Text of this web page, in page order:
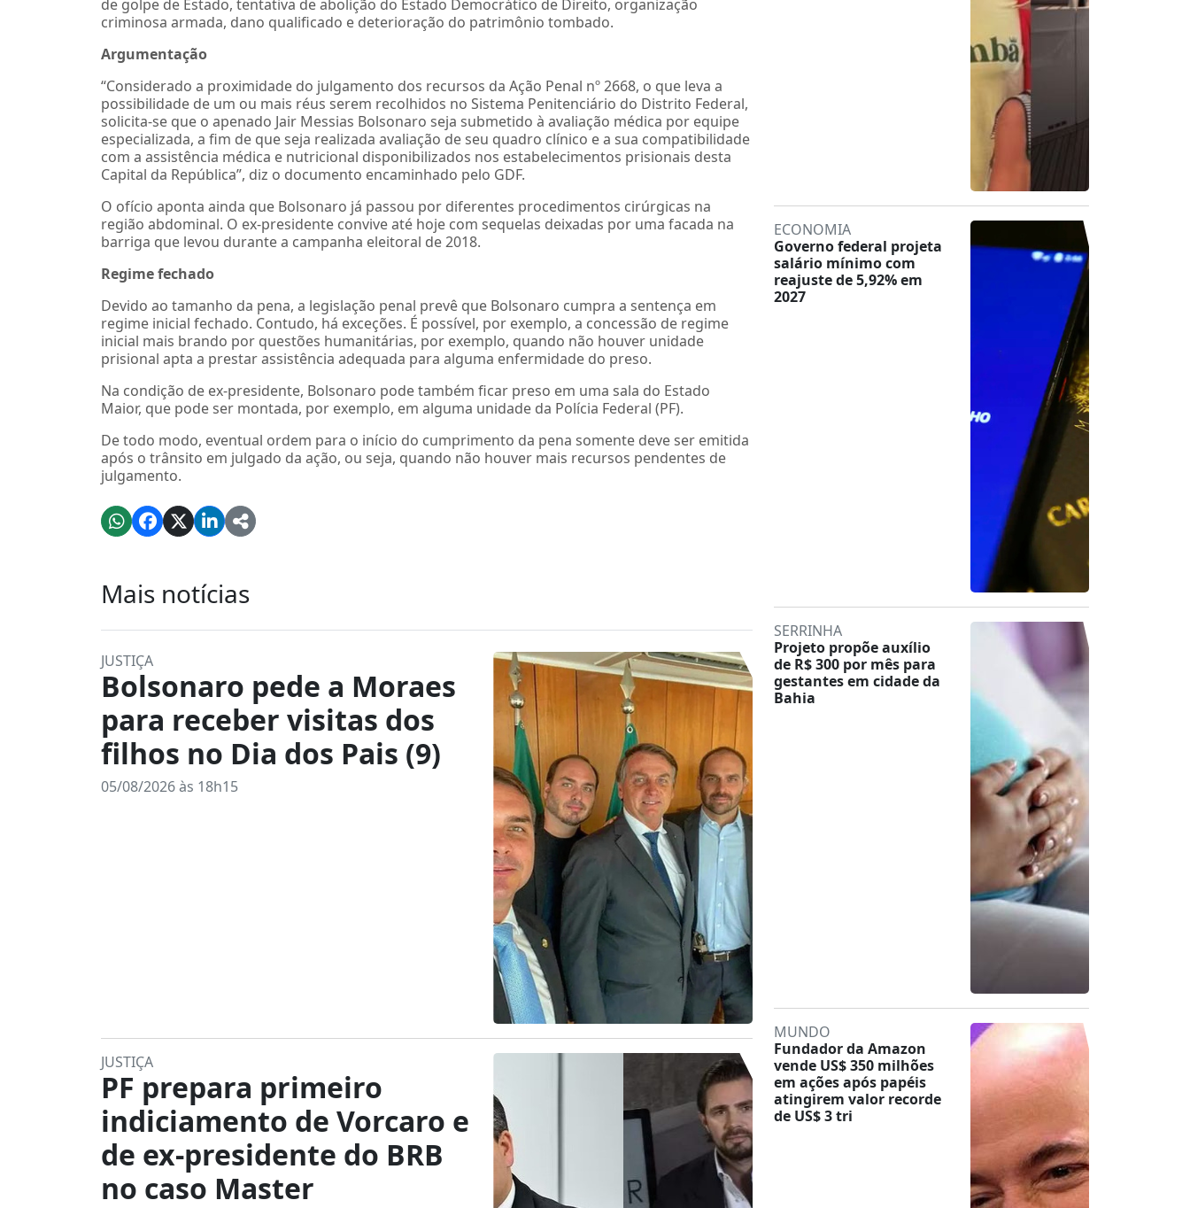
de golpe de Estado, tentativa de abolição do Estado Democrático de Direito, organização
criminosa armada, dano qualificado e deterioração do patrimônio tombado.
Argumentação
“Considerado a proximidade do julgamento dos recursos da Ação Penal nº 2668, o que leva a
possibilidade de um ou mais réus serem recolhidos no Sistema Penitenciário do Distrito Federal,
solicita-se que o apenado Jair Messias Bolsonaro seja submetido à avaliação médica por equipe
especializada, a fim de que seja realizada avaliação de seu quadro clínico e a sua compatibilidade
com a assistência médica e nutricional disponibilizados nos estabelecimentos prisionais desta
Capital da República”, diz o documento encaminhado pelo GDF.
O ofício aponta ainda que Bolsonaro já passou por diferentes procedimentos cirúrgicas na
região abdominal. O ex-presidente convive até hoje com sequelas deixadas por uma facada na
barriga que levou durante a campanha eleitoral de 2018.
Regime fechado
Devido ao tamanho da pena, a legislação penal prevê que Bolsonaro cumpra a sentença em
regime inicial fechado. Contudo, há exceções. É possível, por exemplo, a concessão de regime
inicial mais brando por questões humanitárias, por exemplo, quando não houver unidade
prisional apta a prestar assistência adequada para alguma enfermidade do preso.
Na condição de ex-presidente, Bolsonaro pode também ficar preso em uma sala do Estado
Maior, que pode ser montada, por exemplo, em alguma unidade da Polícia Federal (PF).
De todo modo, eventual ordem para o início do cumprimento da pena somente deve ser emitida
após o trânsito em julgado da ação, ou seja, quando não houver mais recursos pendentes de
julgamento.
Mais notícias
JUSTIÇA
Bolsonaro pede a Moraes
para receber visitas dos
filhos no Dia dos Pais (9)
05/08/2026 às 18h15
JUSTIÇA
PF prepara primeiro
indiciamento de Vorcaro e
de ex-presidente do BRB
no caso Master
ECONOMIA
Governo federal projeta
salário mínimo com
reajuste de 5,92% em
2027
SERRINHA
Projeto propõe auxílio
de R$ 300 por mês para
gestantes em cidade da
Bahia
MUNDO
Fundador da Amazon
vende US$ 350 milhões
em ações após papéis
atingirem valor recorde
de US$ 3 tri